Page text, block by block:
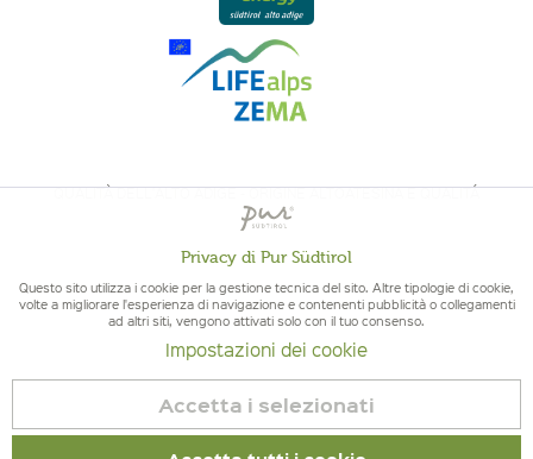
QUALITÀ DELL'ALTO ADIGE - ORIGINE ALTOATESINA E QUALITÁ
CONTROLLATA
Revoca contratto
Tracciamento
Non
Privacy di Pur Südtirol
Questo sito utilizza i cookie per la gestione tecnica del sito. Altre tipologie di cookie,
volte a migliorare l'esperienza di navigazione e contenenti pubblicità o collegamenti
ad altri siti, vengono attivati solo con il tuo consenso.
Impostazioni dei cookie
Accetta i selezionati